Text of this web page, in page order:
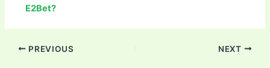
E2Bet?
Post
PREVIOUS NEXT